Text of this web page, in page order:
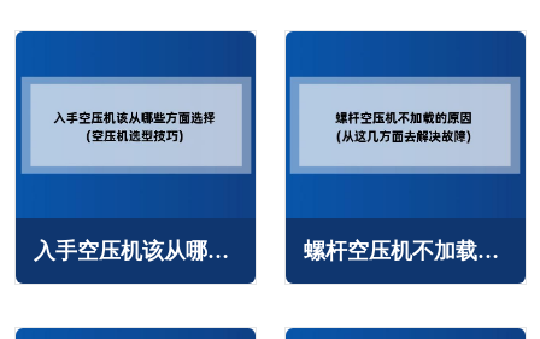
入手空压机该从哪些方面选择(空压机选型技巧) 螺杆空压机不加载的原因(从这几方面去解决故障)